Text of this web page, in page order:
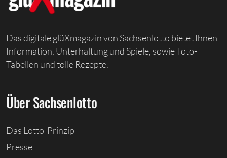
Das digitale glüXmagazin von Sachsenlotto bietet Ihnen
Information, Unterhaltung und Spiele, sowie Toto-
Tabellen und tolle Rezepte.
Über Sachsenlotto
Das Lotto-Prinzip
Presse